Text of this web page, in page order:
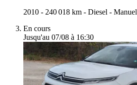
2010 - 240 018 km - Diesel - Manuel
En cours
Jusqu'au 07/08 à 16:30